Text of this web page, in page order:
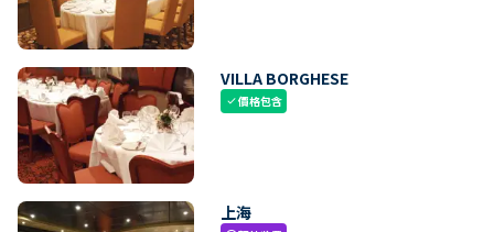
VILLA BORGHESE
check價格包含
上海